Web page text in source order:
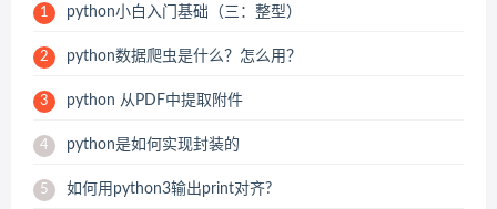
1 python小白入门基础（三：整型）
2 python数据爬虫是什么？怎么用？
3 python 从PDF中提取附件
4 python是如何实现封装的
5 如何用python3输出print对齐?